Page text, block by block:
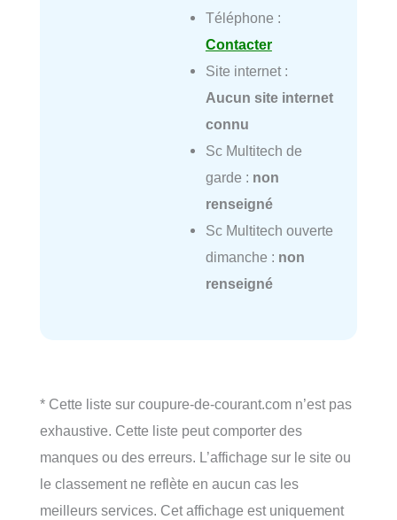
Téléphone :
Contacter
Site internet :
Aucun site internet
connu
Sc Multitech de
garde : non
renseigné
Sc Multitech ouverte
dimanche : non
renseigné
* Cette liste sur coupure-de-courant.com n’est pas
exhaustive. Cette liste peut comporter des
manques ou des erreurs. L’affichage sur le site ou
le classement ne reflète en aucun cas les
meilleurs services. Cet affichage est uniquement